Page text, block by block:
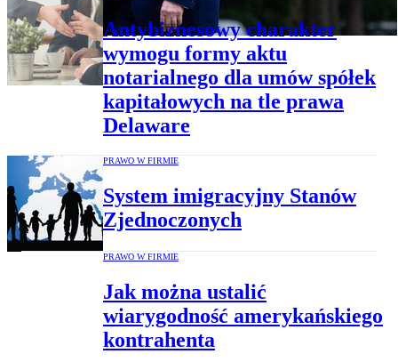
Antybiznesowy charakter
wymogu formy aktu
notarialnego dla umów spółek
kapitałowych na tle prawa
Delaware
PRAWO W FIRMIE
System imigracyjny Stanów
Zjednoczonych
PRAWO W FIRMIE
Jak można ustalić
wiarygodność amerykańskiego
kontrahenta